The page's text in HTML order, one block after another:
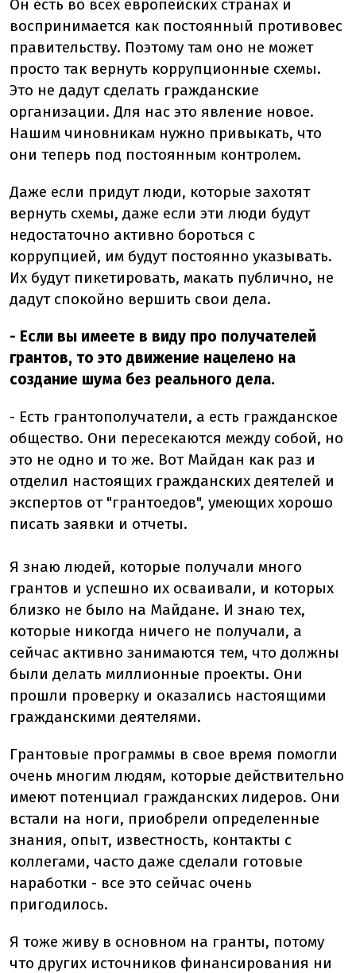
Он есть во всех европейских странах и
воспринимается как постоянный противовес
правительству. Поэтому там оно не может
просто так вернуть коррупционные схемы.
Это не дадут сделать гражданские
организации. Для нас это явление новое.
Нашим чиновникам нужно привыкать, что
они теперь под постоянным контролем.
Даже если придут люди, которые захотят
вернуть схемы, даже если эти люди будут
недостаточно активно бороться с
коррупцией, им будут постоянно указывать.
Их будут пикетировать, макать публично, не
дадут спокойно вершить свои дела.
- Если вы имеете в виду про получателей
грантов, то это движение нацелено на
создание шума без реального дела.
- Есть грантополучатели, а есть гражданское
общество. Они пересекаются между собой, но
это не одно и то же. Вот Майдан как раз и
отделил настоящих гражданских деятелей и
экспертов от "грантоедов", умеющих хорошо
писать заявки и отчеты.
Я знаю людей, которые получали много
грантов и успешно их осваивали, и которых
близко не было на Майдане. И знаю тех,
которые никогда ничего не получали, а
сейчас активно занимаются тем, что должны
были делать миллионные проекты. Они
прошли проверку и оказались настоящими
гражданскими деятелями.
Грантовые программы в свое время помогли
очень многим людям, которые действительно
имеют потенциал гражданских лидеров. Они
встали на ноги, приобрели определенные
знания, опыт, известность, контакты с
коллегами, часто даже сделали готовые
наработки - все это сейчас очень
пригодилось.
Я тоже живу в основном на гранты, потому
что других источников финансирования ни